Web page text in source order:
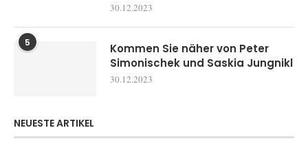
30.12.2023
5
Kommen Sie näher von Peter
Simonischek und Saskia Jungnikl
30.12.2023
NEUESTE ARTIKEL